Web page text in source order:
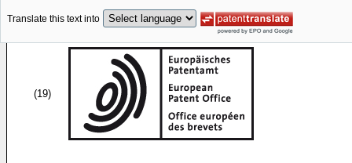
Translate this text into
(19)